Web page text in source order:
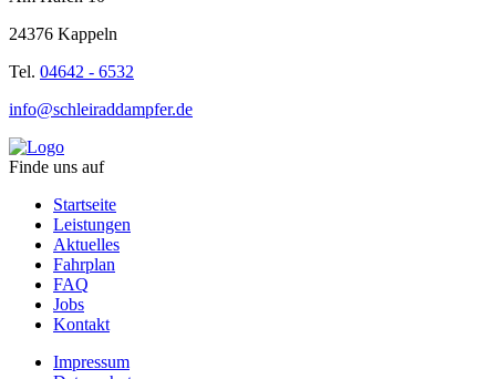
24376 Kappeln
Tel. 04642 - 6532
info@schleiraddampfer.de
Finde uns auf
Startseite
Leistungen
Aktuelles
Fahrplan
FAQ
Jobs
Kontakt
Impressum